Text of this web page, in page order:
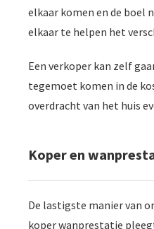
elkaar komen en de boel
elkaar te helpen het
Een verkoper kan zelf
tegemoet komen in de
overdracht van het huis
Koper en
De lastigste manier van
koper wanprestatie